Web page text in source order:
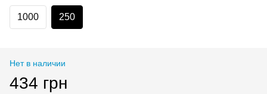
1000 250
Нет в наличии
434 грн